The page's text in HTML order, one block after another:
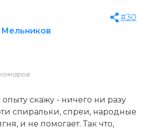
#30
скажу - ничего ни разу
спиральки, спреи, народные
и не помогает. Так что,